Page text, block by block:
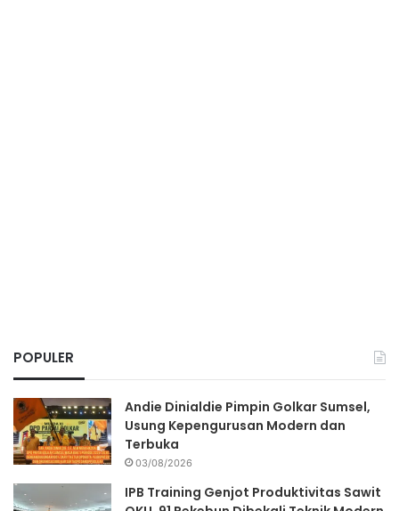
POPULER
Andie Dinialdie Pimpin Golkar Sumsel,
Usung Kepengurusan Modern dan
Terbuka
03/08/2026
IPB Training Genjot Produktivitas Sawit